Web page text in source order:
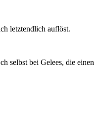
letztendlich auflöst.
selbst bei Gelees, die einen